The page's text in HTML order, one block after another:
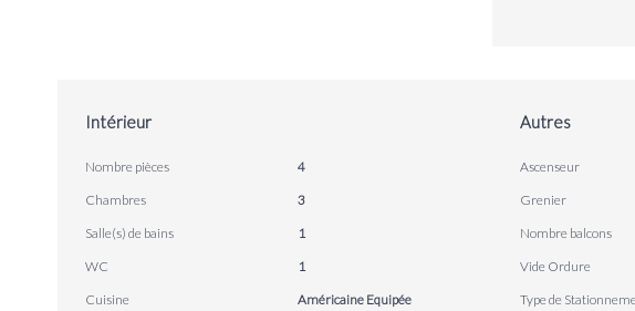
Intérieur
Nombre pièces
4
Chambres
3
Salle(s) de bains
1
WC
1
Cuisine
Américaine Equipée
Autres
Ascenseur
Grenier
Nombre balcons
Vide Ordure
Type de